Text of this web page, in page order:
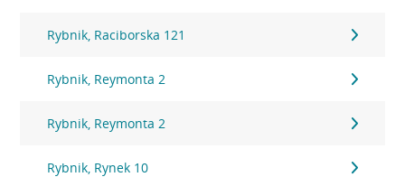
Rybnik, Raciborska 121
Rybnik, Reymonta 2
Rybnik, Reymonta 2
Rybnik, Rynek 10